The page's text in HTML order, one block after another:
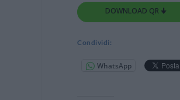
DOWNLOAD QR 🠋
Condividi:
WhatsApp